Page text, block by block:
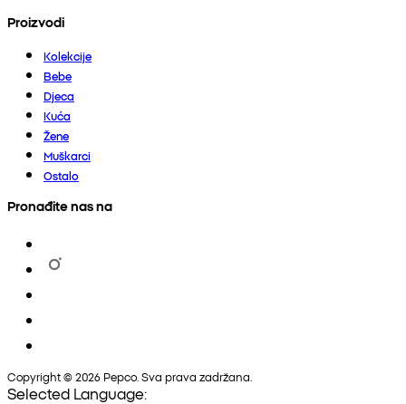
Proizvodi
Kolekcije
Bebe
Djeca
Kuća
Žene
Muškarci
Ostalo
Pronađite nas na
Copyright © 2026 Pepco. Sva prava zadržana.
Selected Language: